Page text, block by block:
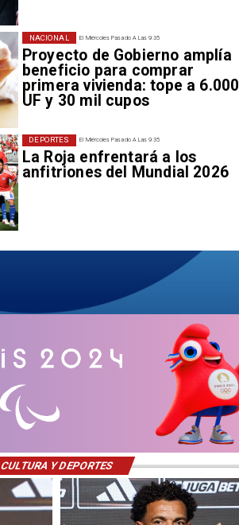
El Miércoles Pasado A Las 9:35
Proyecto de Gobierno amplía
beneficio para comprar
primera vivienda: tope a 6.000
UF y 30 mil cupos
NACIONAL
El Miércoles Pasado A Las 9:35
La Roja enfrentará a los
anfitriones del Mundial 2026
DEPORTES
CULTURA Y DEPORTES